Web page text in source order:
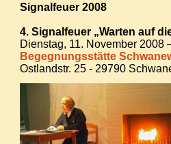
Signalfeuer 2008
4. Signalfeuer „Warten auf
Dienstag, 11. November 2008
Begegnungsstätte
Ostlandstr. 25 - 29790